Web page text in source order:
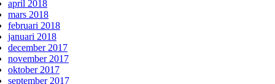
april 2018
mars 2018
februari 2018
januari 2018
december 2017
november 2017
oktober 2017
september 2017